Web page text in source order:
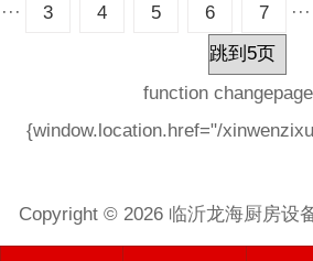
···
3 4 5 6 7 ···
Copyright © 2026 临沂龙海厨房设